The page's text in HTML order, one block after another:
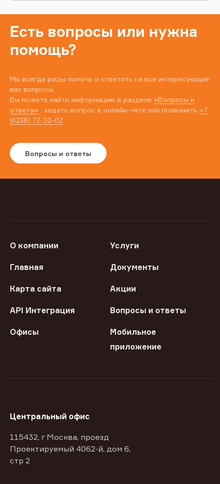
Есть вопросы или нужна
помощь?
Мы всегда рады помочь и ответить на все интересующие
вас вопросы.
Вы можете найти информацию в разделе «Вопросы и
ответы» , задать вопрос в онлайн-чате или позвонить +7
(4236) 72-10-02
Вопросы и ответы
О компании Услуги
Главная Документы
Карта сайта Акции
API Интеграция Вопросы и ответы
Офисы
Мобильное
приложение
Центральный офис
115432, г Москва, проезд
Проектируемый 4062-й, дом 6,
стр 2